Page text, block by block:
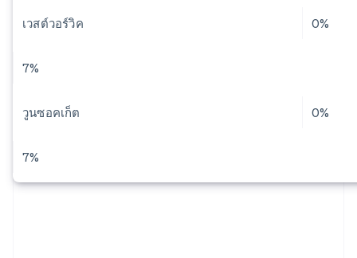
เวสต์วอร์วิค 0%
7%
วูนซอคเก็ต 0%
7%